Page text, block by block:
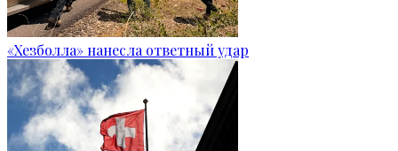
«Хезболла» нанесла ответный удар